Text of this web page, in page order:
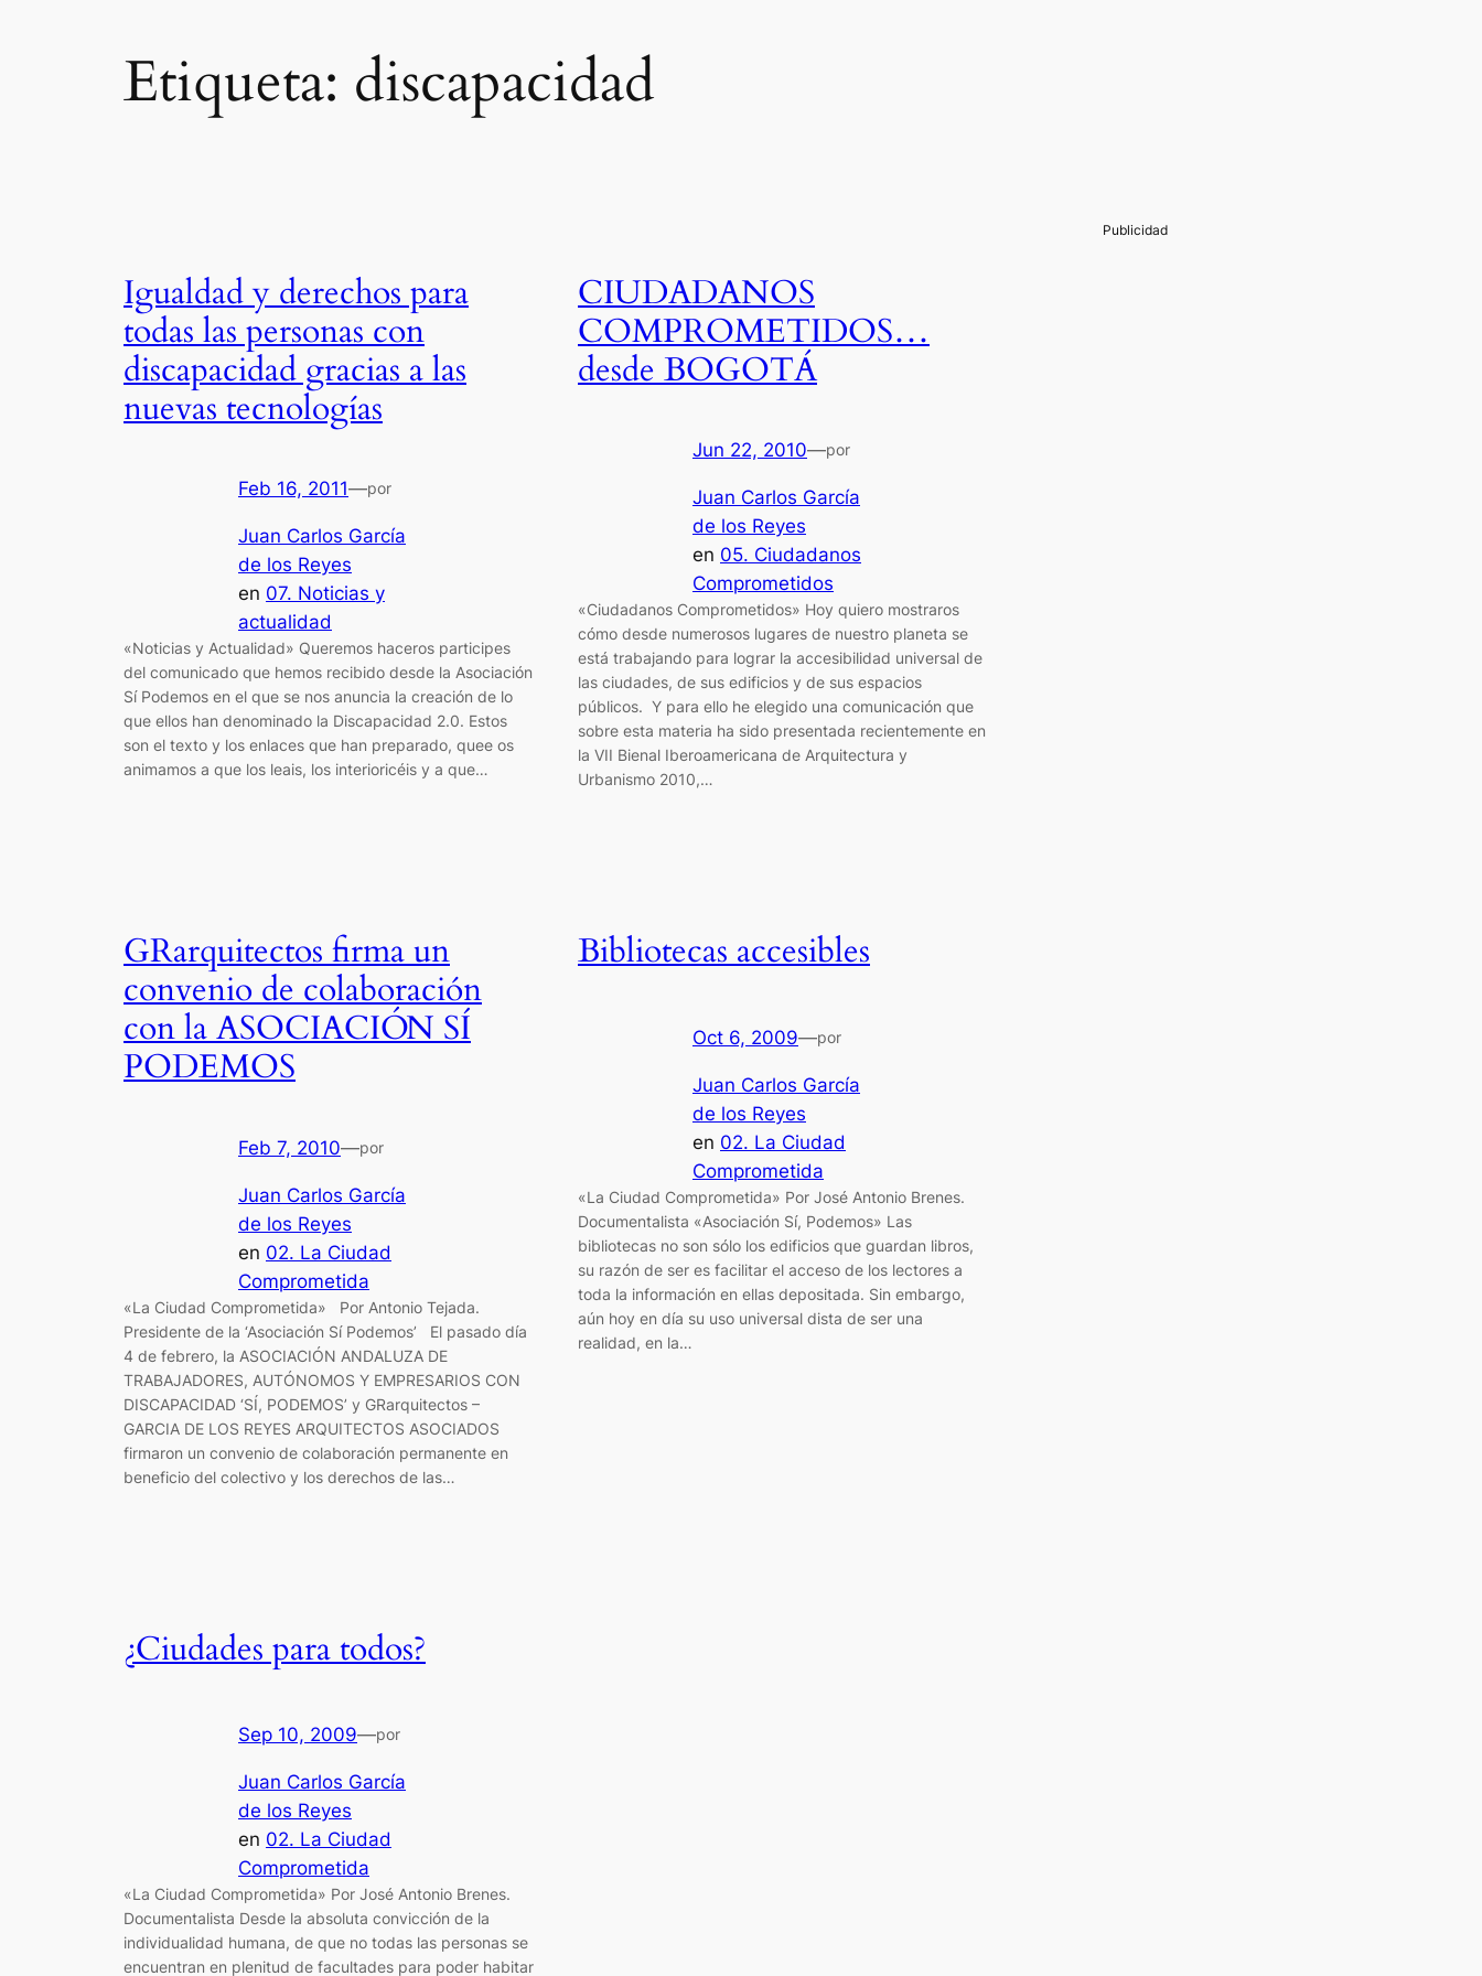
Etiqueta: discapacidad
Igualdad y derechos para
todas las personas con
discapacidad gracias a las
nuevas tecnologías
Feb 16, 2011—por
Juan Carlos García
de los Reyes
en 07. Noticias y
actualidad
«Noticias y Actualidad» Queremos haceros participes
del comunicado que hemos recibido desde la Asociación
Sí Podemos en el que se nos anuncia la creación de lo
que ellos han denominado la Discapacidad 2.0. Estos
son el texto y los enlaces que han preparado, quee os
animamos a que los leais, los interioricéis y a que…
CIUDADANOS
COMPROMETIDOS…
desde BOGOTÁ
Jun 22, 2010—por
Juan Carlos García
de los Reyes
en 05. Ciudadanos
Comprometidos
«Ciudadanos Comprometidos» Hoy quiero mostraros
cómo desde numerosos lugares de nuestro planeta se
está trabajando para lograr la accesibilidad universal de
las ciudades, de sus edificios y de sus espacios
públicos. Y para ello he elegido una comunicación que
sobre esta materia ha sido presentada recientemente en
la VII Bienal Iberoamericana de Arquitectura y
Urbanismo 2010,…
GRarquitectos firma un
convenio de colaboración
con la ASOCIACIÓN SÍ
PODEMOS
Feb 7, 2010—por
Juan Carlos García
de los Reyes
en 02. La Ciudad
Comprometida
«La Ciudad Comprometida» Por Antonio Tejada.
Presidente de la ‘Asociación Sí Podemos’ El pasado día
4 de febrero, la ASOCIACIÓN ANDALUZA DE
TRABAJADORES, AUTÓNOMOS Y EMPRESARIOS CON
DISCAPACIDAD ‘SÍ, PODEMOS’ y GRarquitectos –
GARCIA DE LOS REYES ARQUITECTOS ASOCIADOS
firmaron un convenio de colaboración permanente en
beneficio del colectivo y los derechos de las…
Bibliotecas accesibles
Oct 6, 2009—por
Juan Carlos García
de los Reyes
en 02. La Ciudad
Comprometida
«La Ciudad Comprometida» Por José Antonio Brenes.
Documentalista «Asociación Sí, Podemos» Las
bibliotecas no son sólo los edificios que guardan libros,
su razón de ser es facilitar el acceso de los lectores a
toda la información en ellas depositada. Sin embargo,
aún hoy en día su uso universal dista de ser una
realidad, en la…
¿Ciudades para todos?
Sep 10, 2009—por
Juan Carlos García
de los Reyes
en 02. La Ciudad
Comprometida
«La Ciudad Comprometida» Por José Antonio Brenes.
Documentalista Desde la absoluta convicción de la
individualidad humana, de que no todas las personas se
encuentran en plenitud de facultades para poder habitar